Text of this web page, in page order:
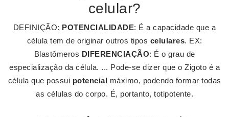
celular?
DEFINIÇÃO: POTENCIALIDADE: É a capacidade que a
célula tem de originar outros tipos celulares. EX:
Blastômeros DIFERENCIAÇÃO: É o grau de
especialização da célula. ... Pode-se dizer que o Zigoto é a
célula que possui potencial máximo, podendo formar todas
as células do corpo. É, portanto, totipotente.